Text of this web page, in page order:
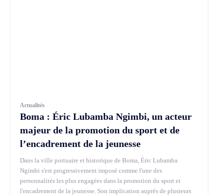
Actualités
Boma : Éric Lubamba Ngimbi, un acteur
majeur de la promotion du sport et de
l’encadrement de la jeunesse
Dans la ville portuaire et historique de Boma, Éric Lubamba
Ngimbi s'est progressivement imposé comme l'une des
personnalités les plus engagées dans la promotion du sport et
l'encadrement de la jeunesse. Son implication auprès de plusieurs